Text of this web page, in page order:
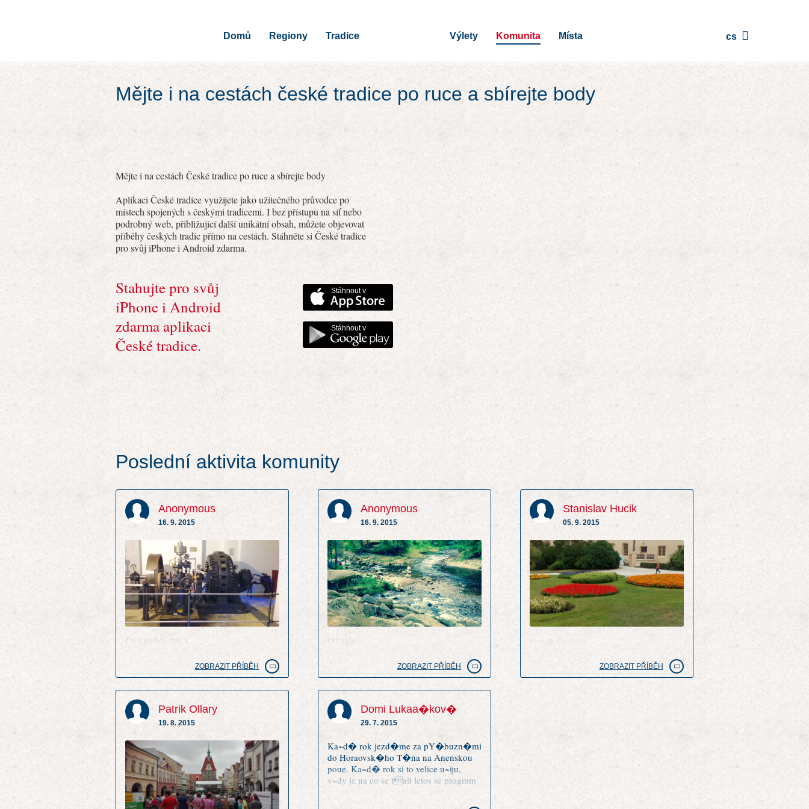
cs
Domů Regiony Tradice Výlety Komunita Místa
Mějte i na cestách české tradice po ruce a sbírejte body
Mějte i na cestách České tradice po ruce a sbírejte body
Aplikaci České tradice využijete jako užitečného průvodce po
místech spojených s českými tradicemi. I bez přístupu na síť nebo
podrobný web, přibližující další unikátní obsah, můžete objevovat
příběhy českých tradic přímo na cestách. Stáhněte si České tradice
pro svůj iPhone i Android zdarma.
Stahujte pro svůj
iPhone i Android
zdarma aplikaci
České tradice.
Stáhnout v
Stáhnout v
Poslední aktivita komunity
Anonymous
16. 9. 2015
ČENKOVA PILA
ZOBRAZIT PŘÍBĚH
Anonymous
16. 9. 2015
OTAVA
ZOBRAZIT PŘÍBĚH
Stanislav Hucik
05. 9. 2015
zamek Lednice
ZOBRAZIT PŘÍBĚH
Patrik Ollary
19. 8. 2015
Domi Lukaa�kov�
29. 7. 2015
Ka~d� rok jezd�me za pY�buzn�mi
do Horaovsk�ho T�na na Anenskou
poue. Ka~d� rok si to velice u~iju,
v~dy je na co se tait letos se program